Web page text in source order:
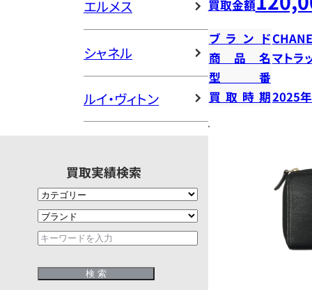
エルメス
シャネル
ルイ・ヴィトン
買取実績検索
買取金額
ブランド
商品名マト
型番
買取時期2025